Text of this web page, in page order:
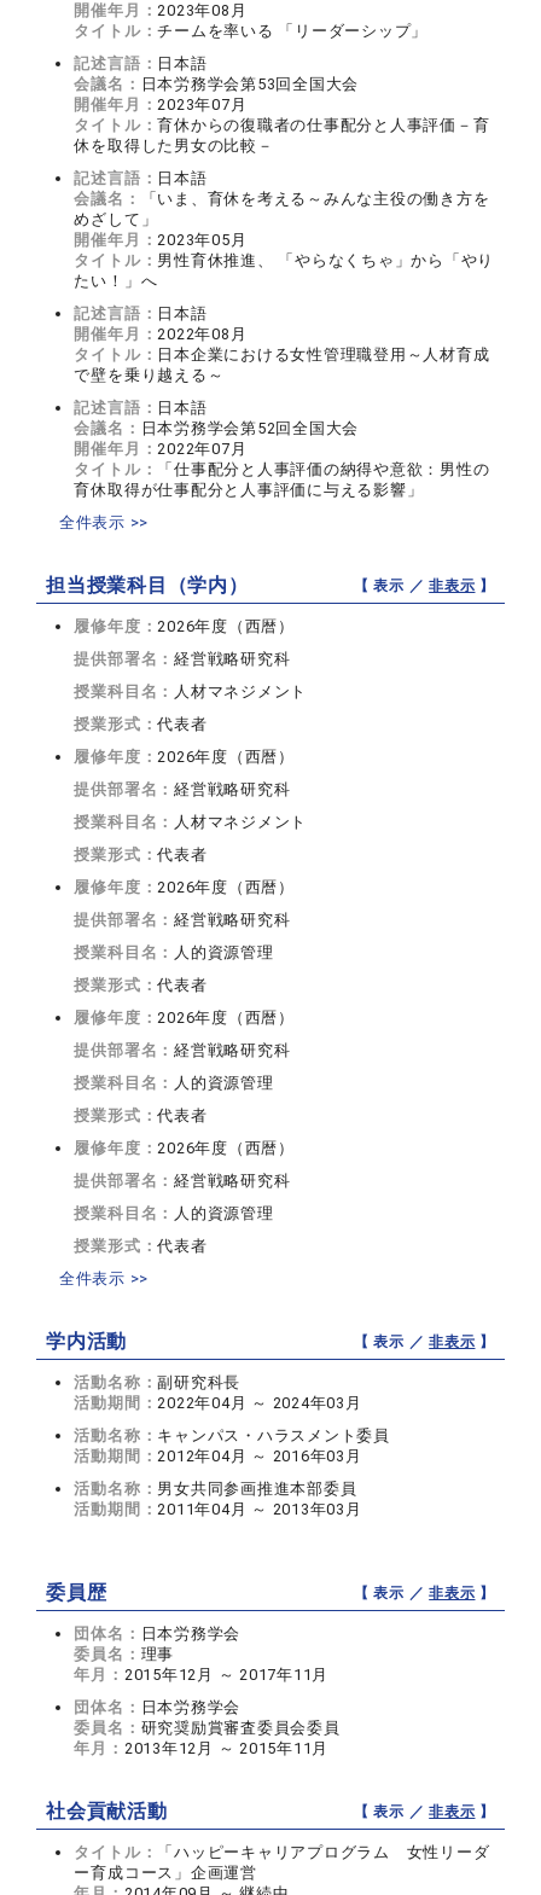
開催年月：2023年08月
タイトル：チームを率いる 「リーダーシップ」
記述言語： 日本語
会議名： 日本労務学会第53回全国大会
開催年月：2023年07月
タイトル：育休からの復職者の仕事配分と人事評価－育
休を取得した男女の比較－
記述言語： 日本語
会議名：
「いま、育休を考える～みんな主役の働き方を
めざして」
開催年月：2023年05月
タイトル： 男性育休推進、 「やらなくちゃ」から「やり
たい！」へ
記述言語： 日本語
開催年月：2022年08月
タイトル： 日本企業における女性管理職登用～人材育成
で壁を乗り越える～
記述言語： 日本語
会議名： 日本労務学会第52回全国大会
開催年月：2022年07月
タイトル：
「仕事配分と人事評価の納得や意欲：男性の
育休取得が仕事配分と人事評価に与える影響」
全件表示 >>
担当授業科目（学内） 【 表示 ／非表示 】
履修年度：2026年度（西暦）
提供部署名：経営戦略研究科
授業科目名： 人材マネジメント
授業形式：代表者
履修年度：2026年度（西暦）
提供部署名：経営戦略研究科
授業科目名： 人材マネジメント
授業形式：代表者
履修年度：2026年度（西暦）
提供部署名：経営戦略研究科
授業科目名： 人的資源管理
授業形式：代表者
履修年度：2026年度（西暦）
提供部署名：経営戦略研究科
授業科目名： 人的資源管理
授業形式：代表者
履修年度：2026年度（西暦）
提供部署名：経営戦略研究科
授業科目名： 人的資源管理
授業形式：代表者
全件表示 >>
学内活動 【 表示 ／非表示 】
活動名称：副研究科長
活動期間：2022年04月 ～ 2024年03月
活動名称： キャンパス・ハラスメント委員
活動期間：2012年04月 ～ 2016年03月
活動名称： 男女共同参画推進本部委員
活動期間：2011年04月 ～ 2013年03月
委員歴 【 表示 ／非表示 】
団体名： 日本労務学会
委員名： 理事
年月： 2015年12月 ～ 2017年11月
団体名： 日本労務学会
委員名： 研究奨励賞審査委員会委員
年月： 2013年12月 ～ 2015年11月
社会貢献活動 【 表示 ／非表示 】
タイトル：
「ハッピーキャリアプログラム 女性リーダ
ー育成コース」企画運営